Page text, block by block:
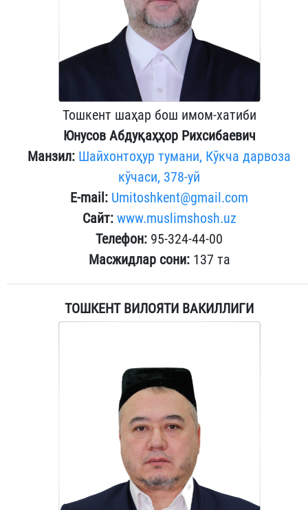
Тошкент шаҳар бош имом-хатиби
Юнусов Абдуқаҳҳор Рихсибаевич
Манзил: Шайхонтоҳур тумани, Кўкча дарвоза
кўчаси, 378-уй
E-mail: Umitoshkent@gmail.com
Сайт: www.muslimshosh.uz
Телефон: 95-324-44-00
Масжидлар сони:137 та
ТОШКЕНТ ВИЛОЯТИ ВАКИЛЛИГИ